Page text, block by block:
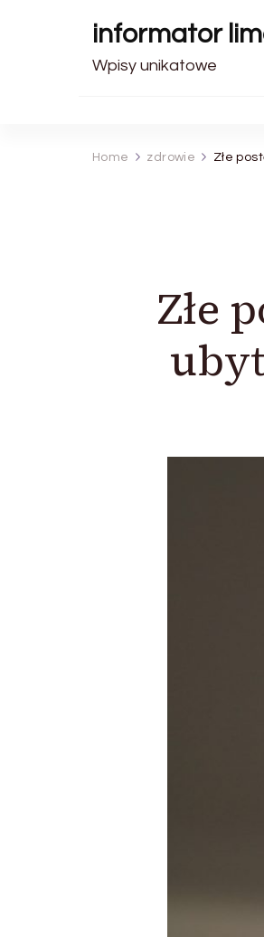
informator
Wpisy unikatowe
Home zdrowie Złe
Złe